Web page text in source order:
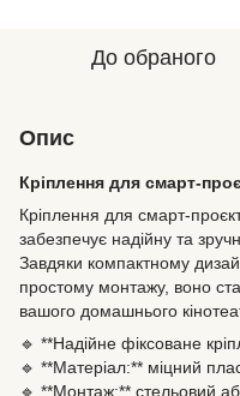
До обраного
Опис
Кріплення для смарт-
Кріплення для смарт-
забезпечує надійну та
Завдяки компактному
простому монтажу, воно
вашого домашнього
🔹 **Надійне фіксоване
🔹 **Матеріал:** міцний
🔹 **Монтаж:** стельовий